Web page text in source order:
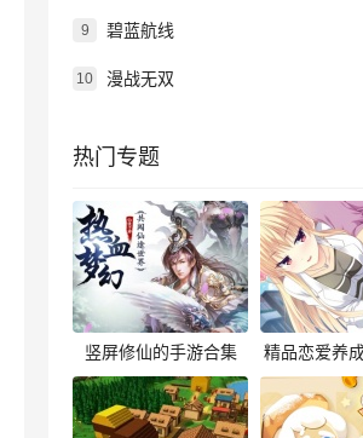
9 碧蓝航线
10 漫战无双
热门专题
竖屏修仙的手游合集 精品恋爱养